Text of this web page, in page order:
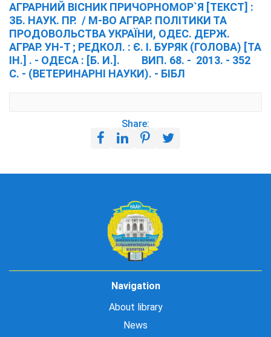
АГРАРНИЙ ВІСНИК ПРИЧОРНОМОР`Я [ТЕКСТ] :
ЗБ. НАУК. ПР. / М-ВО АГРАР. ПОЛІТИКИ ТА
ПРОДОВОЛЬСТВА УКРАЇНИ, ОДЕС. ДЕРЖ.
АГРАР. УН-Т ; РЕДКОЛ. : Є. І. БУРЯК (ГОЛОВА) [ТА
ІН.] . - ОДЕСА : [Б. И.]. ВИП. 68. - 2013. - 352
С. - (ВЕТЕРИНАРНІ НАУКИ). - БІБЛ
Share:
Navigation
About library
News